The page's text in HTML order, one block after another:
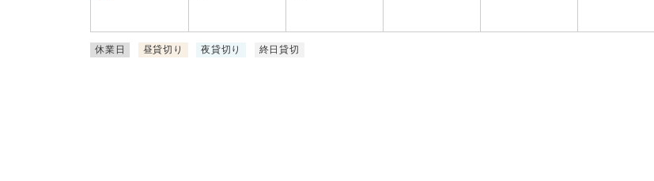
休業日 昼貸切り 夜貸切り 終日貸切